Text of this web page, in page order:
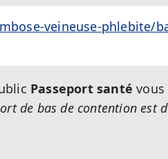
veineuse-phlebite/
Passeport santé
de bas de contention est